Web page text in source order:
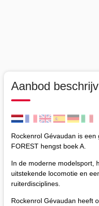
Aanbod
Rockenrol Gévaudan is een
FOREST hengst boek A.
In de moderne modelsport,
uitstekende locomotie en
ruiterdisciplines.
Rockenrol Gévaudan heeft